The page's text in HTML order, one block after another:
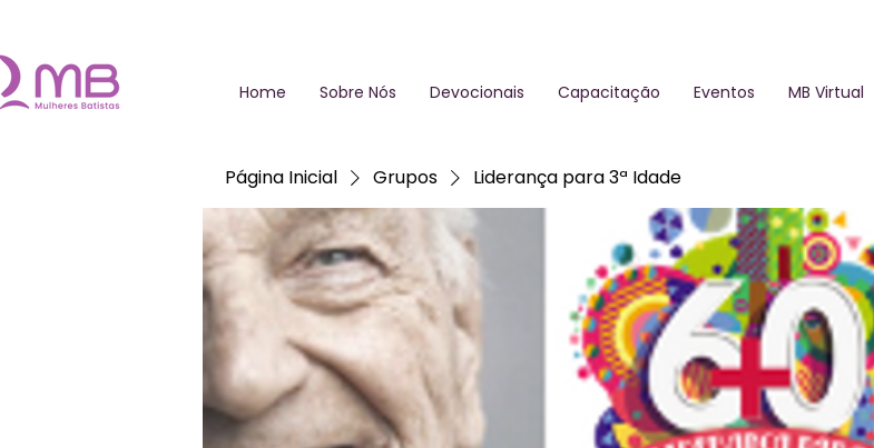
Home Sobre Nós Devocionais Capacitação Eventos MB Virtual
Página Inicial Grupos Liderança para 3ª Idade